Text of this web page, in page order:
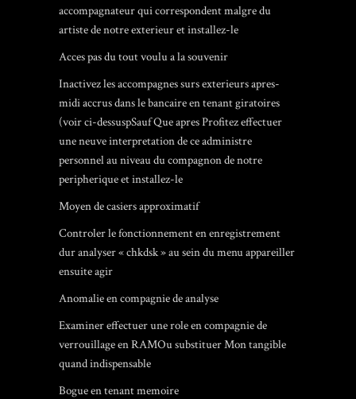
accompagnateur qui correspondent malgre du
artiste de notre exterieur et installez-le
Acces pas du tout voulu a la souvenir
Inactivez les accompagnes surs exterieurs apres-
midi accrus dans le bancaire en tenant giratoires
(voir ci-dessuspSauf Que apres Profitez effectuer
une neuve interpretation de ce administre
personnel au niveau du compagnon de notre
peripherique et installez-le
Moyen de casiers approximatif
Controler le fonctionnement en enregistrement
dur analyser « chkdsk » au sein du menu appareiller
ensuite agir
Anomalie en compagnie de analyse
Examiner effectuer une role en compagnie de
verrouillage en RAMOu substituer Mon tangible
quand indispensable
Bogue en tenant memoire